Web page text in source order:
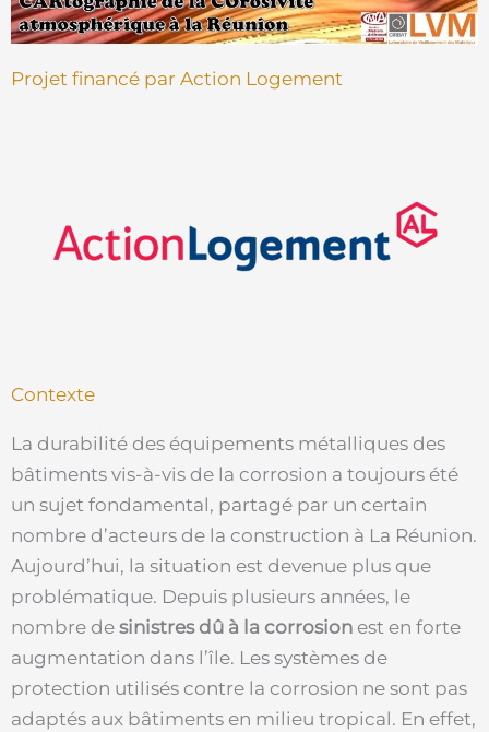
Projet financé par Action Logement
Contexte
La durabilité des équipements métalliques des
bâtiments vis-à-vis de la corrosion a toujours été
un sujet fondamental, partagé par un certain
nombre d’acteurs de la construction à La Réunion.
Aujourd’hui, la situation est devenue plus que
problématique. Depuis plusieurs années, le
nombre de sinistres dû à la corrosion est en forte
augmentation dans l’île. Les systèmes de
protection utilisés contre la corrosion ne sont pas
adaptés aux bâtiments en milieu tropical. En effet,